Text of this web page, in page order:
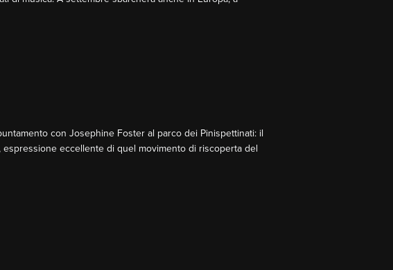
con Josephine Foster al parco dei Pinispettinati: il
eccellente di quel movimento di riscoperta del